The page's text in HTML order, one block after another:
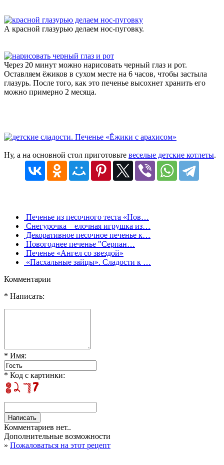
А красной глазурью делаем нос-пуговку.
Через 20 минут можно нарисовать черный глаз и рот.
Оставляем ёжиков в сухом месте на 6 часов, чтобы застыла
глазурь. После того, как это печенье высохнет хранить его
можно примерно 2 месяца.
Ну, а на основной стол приготовьте веселые детские котлеты.
Печенье из песочного теста «Нов…
Снегурочка – елочная игрушка из…
Декоративное песочное печенье к…
Новогоднее печенье "Серпан…
Печенье «Ангел со звездой»
«Пасхальные зайцы». Сладости к …
Комментарии
* Написать:
* Имя:
* Код с картинки:
Комментариев нет..
Дополнительные возможности
» Пожаловаться на этот рецепт